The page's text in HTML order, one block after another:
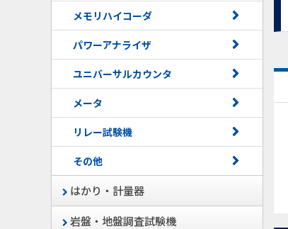
メモリハイコーダ
パワーアナライザ
ユニバーサルカウンタ
メータ
リレー試験機
その他
はかり・計量器
岩盤・地盤調査試験機